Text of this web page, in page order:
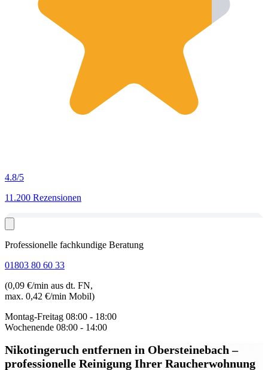
4.8/5
11.200 Rezensionen
Professionelle fachkundige Beratung
01803 80 60 33
(0,09 €/min aus dt. FN,
max. 0,42 €/min Mobil)
Montag-Freitag 08:00 - 18:00
Wochenende 08:00 - 14:00
Nikotingeruch entfernen in Obersteinebach–
professionelle Reinigung Ihrer Raucherwohnung